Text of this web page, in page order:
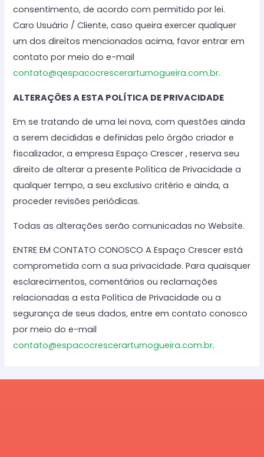
consentimento, de acordo com permitido por lei.
Caro Usuário / Cliente, caso queira exercer qualquer
um dos direitos mencionados acima, favor entrar em
contato por meio do e-mail
contato@qespacocrescerarturnogueira.com.br.
ALTERAÇÕES A ESTA POLÍTICA DE PRIVACIDADE
Em se tratando de uma lei nova, com questões ainda
a serem decididas e definidas pelo órgão criador e
fiscalizador, a empresa Espaço Crescer , reserva seu
direito de alterar a presente Política de Privacidade a
qualquer tempo, a seu exclusivo critério e ainda, a
proceder revisões periódicas.
Todas as alterações serão comunicadas no Website.
ENTRE EM CONTATO CONOSCO A Espaço Crescer está
comprometida com a sua privacidade. Para quaisquer
esclarecimentos, comentários ou reclamações
relacionadas a esta Política de Privacidade ou a
segurança de seus dados, entre em contato conosco
por meio do e-mail
contato@espacocrescerarturnogueira.com.br.